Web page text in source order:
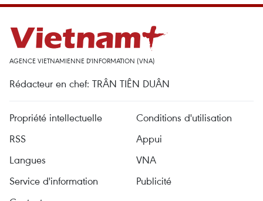
AGENCE VIETNAMIENNE D'INFORMATION (VNA)
Rédacteur en chef: TRÂN TIÊN DUÂN
Propriété intellectuelle
Conditions d'utilisation
RSS
Appui
Langues
VNA
Service d'information
Publicité